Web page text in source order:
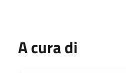
A cura di